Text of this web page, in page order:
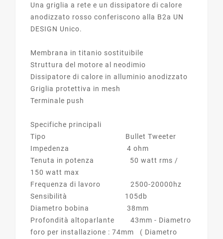
Una griglia a rete e un dissipatore di calore
anodizzato rosso conferiscono alla B2a UN
DESIGN Unico.
Membrana in titanio sostituibile
Struttura del motore al neodimio
Dissipatore di calore in alluminio anodizzato
Griglia protettiva in mesh
Terminale push
Specifiche principali
Tipo Bullet Tweeter
Impedenza 4 ohm
Tenuta in potenza 50 watt rms /
150 watt max
Frequenza di lavoro 2500-20000hz
Sensibilità 105db
Diametro bobina 38mm
Profondità altoparlante 43mm - Diametro
foro per installazione : 74mm ( Diametro